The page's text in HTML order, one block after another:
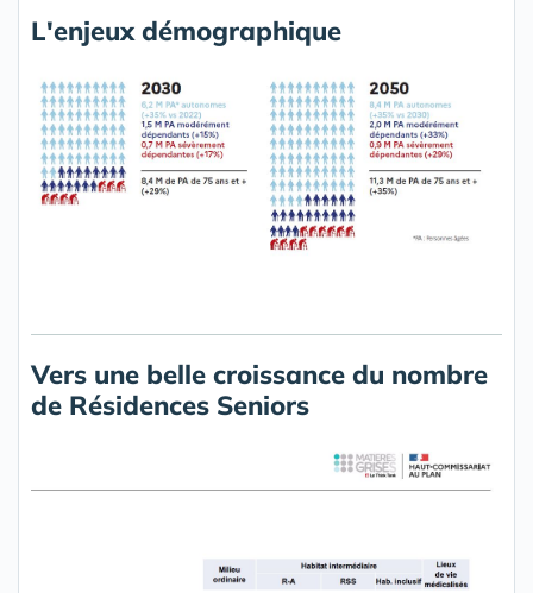
L'enjeux démographique
Vers une belle croissance du nombre
de Résidences Seniors